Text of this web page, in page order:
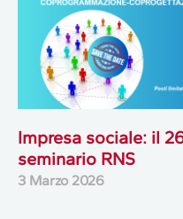
Impresa sociale: il
seminario RNS
3 Marzo 2026